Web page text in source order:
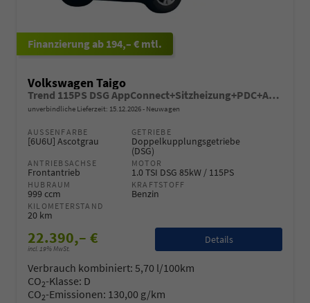
ab 194,– € mtl.
Volkswagen Taigo
Trend 115PS DSG AppConnect+Sitzheizung+PDC+Alu16+LED+DAB+FrontAssist
unverbindliche Lieferzeit: 15.12.2026 Neuwagen
AUSSENFARBE
[6U6U] Ascotgrau
GETRIEBE
Doppelkupplungsgetriebe
(DSG)
ANTRIEBSACHSE
Frontantrieb
MOTOR
1.0 TSI DSG 85kW / 115PS
HUBRAUM
999 ccm
KRAFTSTOFF
Benzin
KILOMETERSTAND
20 km
22.390,– €
incl. 19% MwSt.
Details
Verbrauch kombiniert: 5,70 l/100km
CO2-Klasse: D
CO2-Emissionen: 130,00 g/km